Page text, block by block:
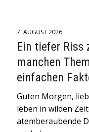
7. AUGUST 2026
Ein tiefer Riss
manchen
einfachen
Guten Morgen,
leben in wilden
atemberaubende